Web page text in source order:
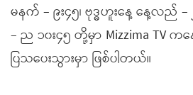
မနက် – ၉း၄၅၊ ဗုဒ္ဓဟူးနေ့ နေ့လည်
– ည ၁၀း၄၅ တို့မှာ Mizzima TV
ပြသပေးသွားမှာ ဖြစ်ပါတယ်။